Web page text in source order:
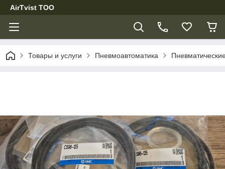
AirTvist TOO
Товары и услуги Пневмоавтоматика